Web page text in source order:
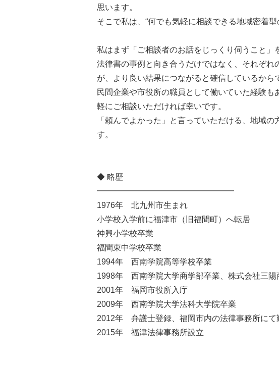
思います。
そこで私は、“何でも気軽に相談できる地域密着型
私はまず「ご相談者のお話をじっくり伺うこと」
法律書の事例と向き合うだけではなく、それぞれ
が、より良い結果につながると確信しているから
民間企業や市役所の職員として働いていた経験
軽にご相談いただければ幸いです。
「頼んでよかった」と言っていただける、地域
す。
◆ 略歴
━━━━━━━━━━━━━━━━━
1976年 北九州市生まれ
小学校入学前に福津市（旧福間町）へ転居
神興小学校卒業
福間東中学校卒業
1994年 西南学院高等学校卒業
1998年 西南学院大学商学部卒業、株式会社三陽
2001年 福岡市役所入庁
2009年 西南学院大学法科大学院卒業
2012年 弁護士登録、福岡市内の法律事務所にて
2015年 福津法律事務所設立